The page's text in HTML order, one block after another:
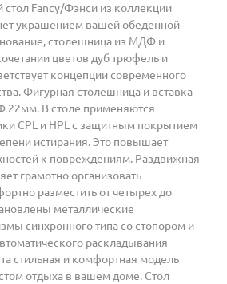
Fancy/Фэнси из коллекции
украшением вашей обеденной
столешница из МДФ и
цветов дуб трюфель и
концепции современного
Фигурная столешница и вставка
22мм. В столе применяются
CPL и HPL с защитным покрытием
истирания. Это повышает
к повреждениям. Раздвижная
грамотно организовать
разместить от четырех до
металлические
синхронного типа со стопором и
раскладывания
стильная и комфортная модель
отдыха в вашем доме. Стол